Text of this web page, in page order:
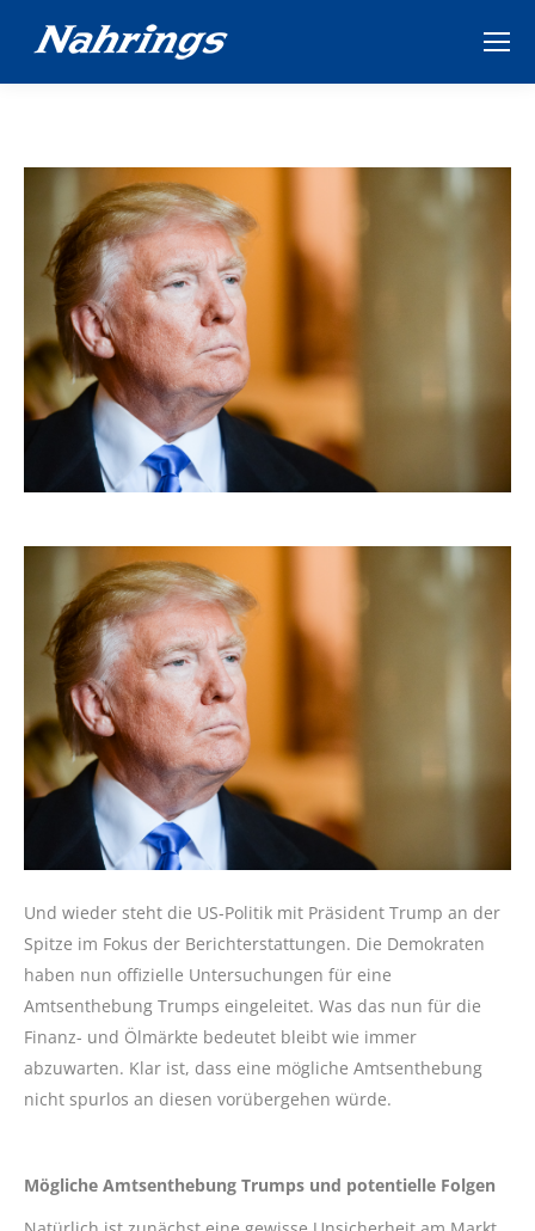
Und wieder steht die US-Politik mit Präsident Trump an der
Spitze im Fokus der Berichterstattungen. Die Demokraten
haben nun offizielle Untersuchungen für eine
Amtsenthebung Trumps eingeleitet. Was das nun für die
Finanz- und Ölmärkte bedeutet bleibt wie immer
abzuwarten. Klar ist, dass eine mögliche Amtsenthebung
nicht spurlos an diesen vorübergehen würde.
Mögliche Amtsenthebung Trumps und potentielle Folgen